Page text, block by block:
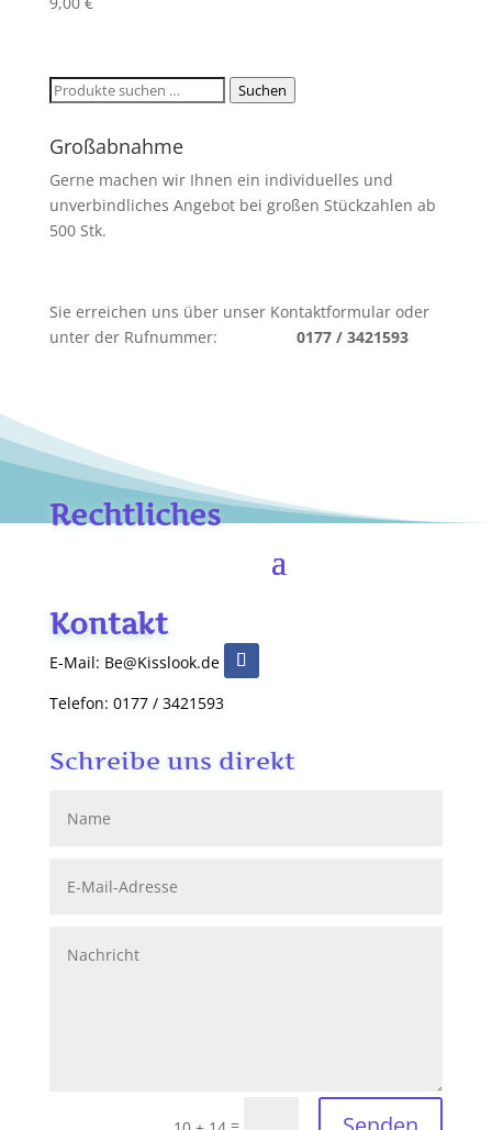
Suchen
Suchen
Großabnahme
Gerne machen wir Ihnen ein individuelles und
unverbindliches Angebot bei großen Stückzahlen ab
500 Stk.
Sie erreichen uns über unser Kontaktformular oder
unter der Rufnummer: 0177 / 3421593
Rechtliches
Kontakt
E-Mail: Be@Kisslook.de
Telefon: 0177 / 3421593
Schreibe uns direkt
=